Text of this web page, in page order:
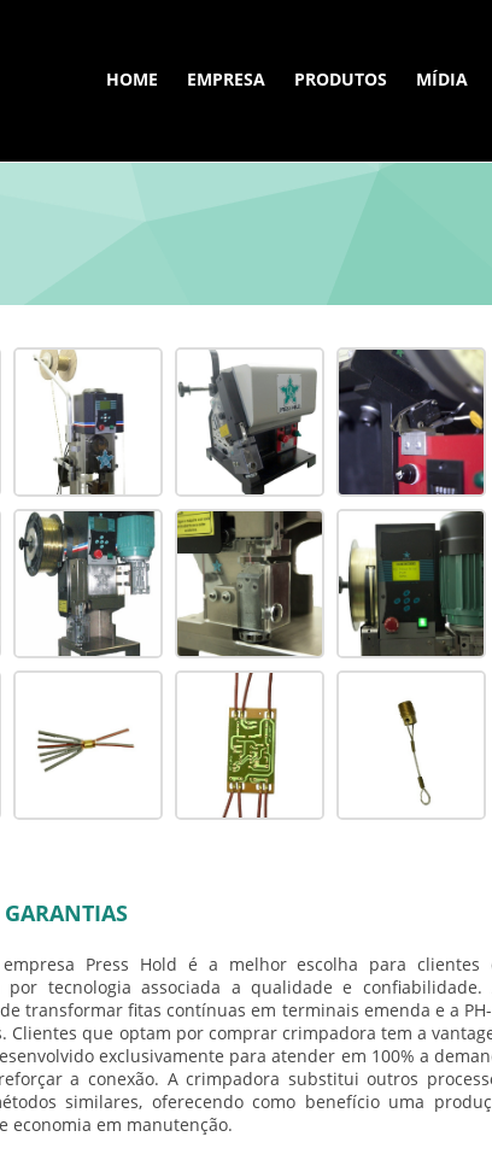
HOME EMPRESA PRODUTOS MÍDIA
Press Hold é a melhor escolha para clientes
tecnologia associada a qualidade e confiabilidade.
transformar fitas contínuas em terminais emenda e a
Clientes que optam por comprar crimpadora tem a
exclusivamente para atender em 100% a
a conexão. A crimpadora substitui outros
similares, oferecendo como benefício uma
economia em manutenção.